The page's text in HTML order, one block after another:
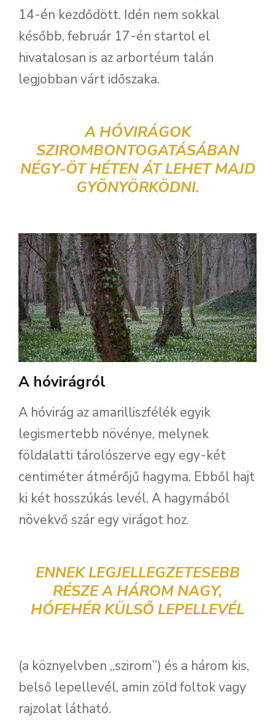
14-én kezdődött. Idén nem sokkal
később, február 17-én startol el
hivatalosan is az arbortéum talán
legjobban várt időszaka.
A HÓVIRÁGOK
SZIROMBONTOGATÁSÁBAN
NÉGY-ÖT HÉTEN ÁT LEHET MAJD
GYÖNYÖRKÖDNI.
A hóvirágról
A hóvirág az amarilliszfélék egyik
legismertebb növénye, melynek
földalatti tárolószerve egy egy-két
centiméter átmérőjű hagyma. Ebből hajt
ki két hosszúkás levél. A hagymából
növekvő szár egy virágot hoz.
ENNEK LEGJELLEGZETESEBB
RÉSZE A HÁROM NAGY,
HÓFEHÉR KÜLSŐ LEPELLEVÉL
(a köznyelvben „szirom”) és a három kis,
belső lepellevél, amin zöld foltok vagy
rajzolat látható.